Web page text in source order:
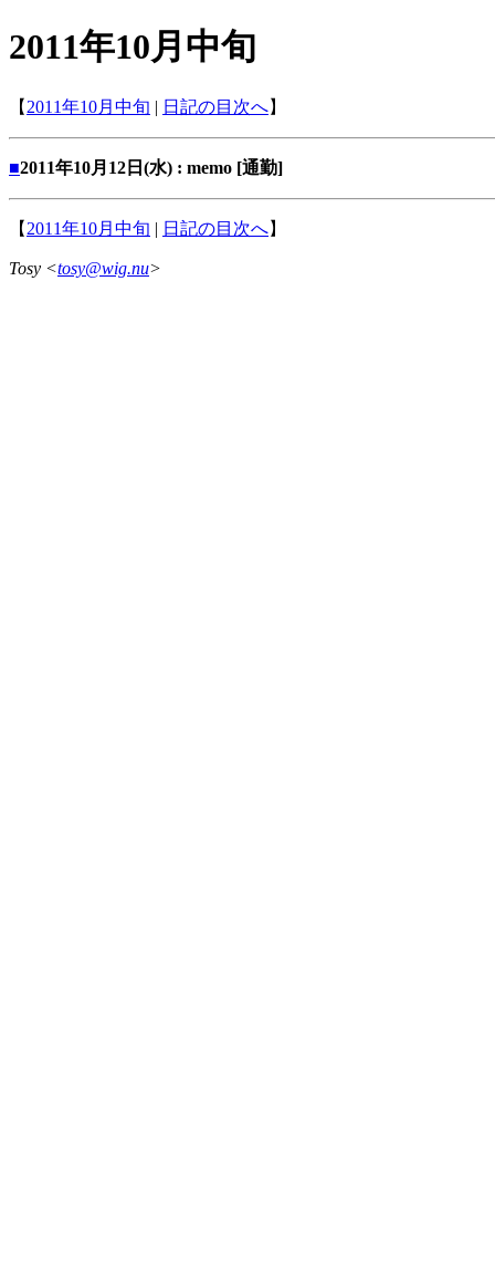
2011年10月中旬
【 2011年10月中旬 | 日記の目次へ】
■2011年10月12日(水) : memo [通勤]
【 2011年10月中旬 | 日記の目次へ】
Tosy <tosy@wig.nu>